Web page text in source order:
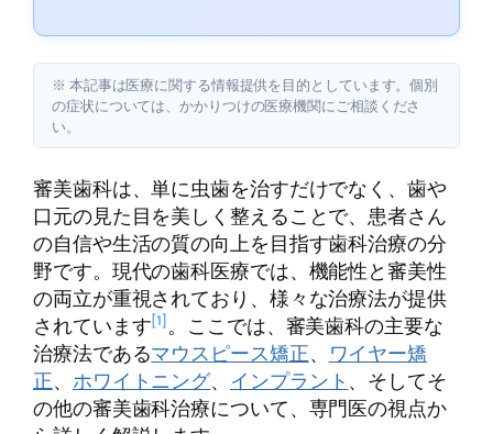
※ 本記事は医療に関する情報提供を目的としています。個別
の症状については、かかりつけの医療機関にご相談くださ
い。
審美歯科は、単に虫歯を治すだけでなく、歯や
口元の見た目を美しく整えることで、患者さん
の自信や生活の質の向上を目指す歯科治療の分
野です。現代の歯科医療では、機能性と審美性
の両立が重視されており、様々な治療法が提供
されています[1]。ここでは、審美歯科の主要な
治療法であるマウスピース矯正、 ワイヤー矯
正、 ホワイトニング、 インプラント、そしてそ
の他の審美歯科治療について、専門医の視点か